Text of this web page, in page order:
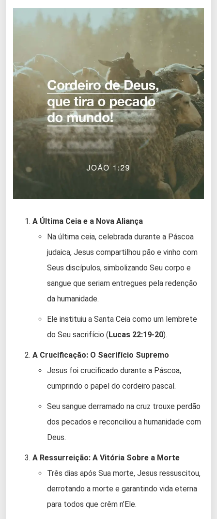
A Última Ceia e a Nova Aliança
Na última ceia, celebrada durante a Páscoa
judaica, Jesus compartilhou pão e vinho com
Seus discípulos, simbolizando Seu corpo e
sangue que seriam entregues pela redenção
da humanidade.
Ele instituiu a Santa Ceia como um lembrete
do Seu sacrifício (Lucas 22:19-20).
A Crucificação: O Sacrifício Supremo
Jesus foi crucificado durante a Páscoa,
cumprindo o papel do cordeiro pascal.
Seu sangue derramado na cruz trouxe perdão
dos pecados e reconciliou a humanidade com
Deus.
A Ressurreição: A Vitória Sobre a Morte
Três dias após Sua morte, Jesus ressuscitou,
derrotando a morte e garantindo vida eterna
para todos que crêm n’Ele.